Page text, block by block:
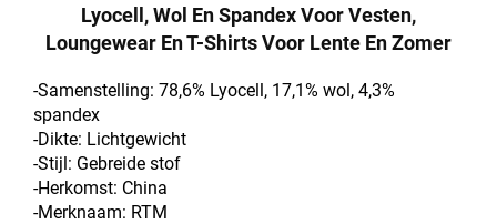
Lyocell, Wol En Spandex Voor Vesten,
Loungewear En T-Shirts Voor Lente En Zomer
-Samenstelling: 78,6% Lyocell, 17,1% wol, 4,3%
spandex
-Dikte: Lichtgewicht
-Stijl: Gebreide stof
-Herkomst: China
-Merknaam: RTM